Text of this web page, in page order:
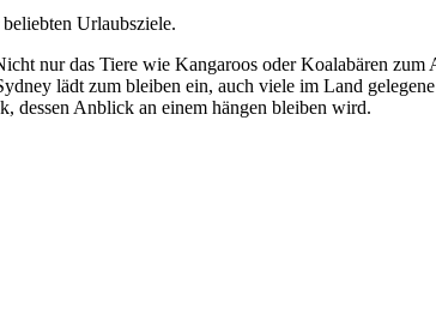
Urlaubsziele.
nur das Tiere wie Kangaroos oder Koalabären
lädt zum bleiben ein, auch viele im Land
dessen Anblick an einem hängen bleiben wird.